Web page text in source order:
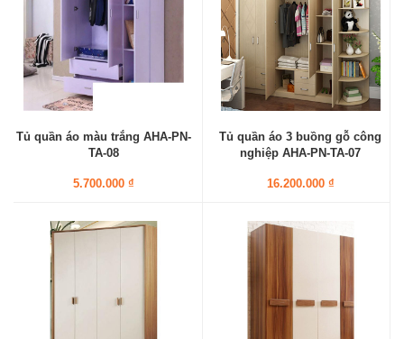
Tủ quần áo màu trắng AHA-PN-
TA-08
5.700.000 ₫
Tủ quần áo 3 buồng gỗ công
nghiệp AHA-PN-TA-07
16.200.000 ₫